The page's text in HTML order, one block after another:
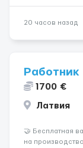
20 часов назад
1700 €
Латвия
🤝 Бесплатная
на